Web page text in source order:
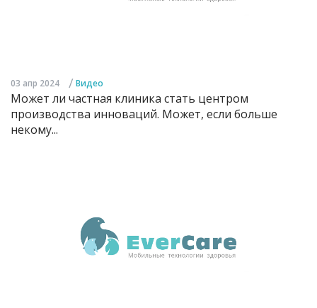
03 апр 2024 / Видео
Может ли частная клиника стать центром
производства инноваций. Может, если больше
некому...